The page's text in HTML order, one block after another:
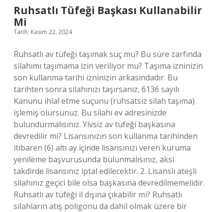
Ruhsatlı Tüfeği Başkası Kullanabilir
Mi
Tarih: Kasım 22, 2024
Ruhsatlı av tüfeği taşımak suç mu? Bu süre zarfında
silahımı taşımama izin veriliyor mu? Taşıma izninizin
son kullanma tarihi izninizin arkasındadır. Bu
tarihten sonra silahınızı taşırsanız, 6136 sayılı
Kanunu ihlal etme suçunu (ruhsatsız silah taşıma)
işlemiş olursunuz. Bu silahı ev adresinizde
bulundurmalısınız. Yivsiz av tüfeği başkasına
devredilir mi? Lisansınızın son kullanma tarihinden
itibaren (6) altı ay içinde lisansınızı veren kuruma
yenileme başvurusunda bulunmalısınız, aksi
takdirde lisansınız iptal edilecektir. 2. Lisanslı ateşli
silahınız geçici bile olsa başkasına devredilmemelidir.
Ruhsatlı av tüfeği il dışına çıkabilir mi? Ruhsatlı
silahların atış poligonu da dahil olmak üzere bir